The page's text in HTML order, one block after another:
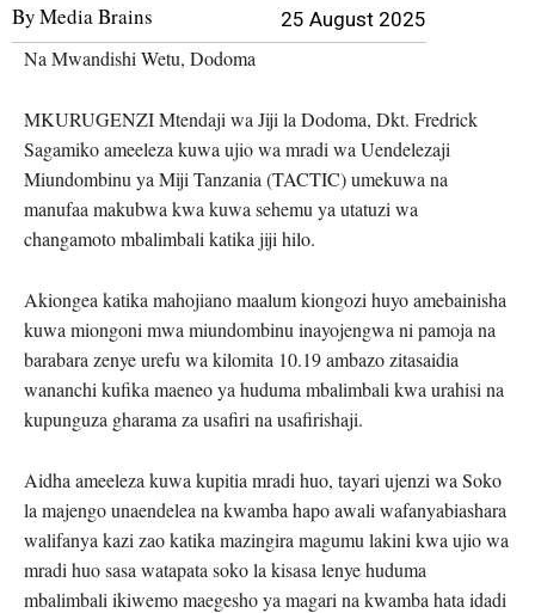
ByMedia Brains 25 August 2025
Na Mwandishi Wetu, Dodoma
MKURUGENZI Mtendaji wa Jiji la Dodoma, Dkt. Fredrick
Sagamiko ameeleza kuwa ujio wa mradi wa Uendelezaji
Miundombinu ya Miji Tanzania (TACTIC) umekuwa na
manufaa makubwa kwa kuwa sehemu ya utatuzi wa
changamoto mbalimbali katika jiji hilo.
Akiongea katika mahojiano maalum kiongozi huyo amebainisha
kuwa miongoni mwa miundombinu inayojengwa ni pamoja na
barabara zenye urefu wa kilomita 10.19 ambazo zitasaidia
wananchi kufika maeneo ya huduma mbalimbali kwa urahisi na
kupunguza gharama za usafiri na usafirishaji.
Aidha ameeleza kuwa kupitia mradi huo, tayari ujenzi wa Soko
la majengo unaendelea na kwamba hapo awali wafanyabiashara
walifanya kazi zao katika mazingira magumu lakini kwa ujio wa
mradi huo sasa watapata soko la kisasa lenye huduma
mbalimbali ikiwemo maegesho ya magari na kwamba hata idadi